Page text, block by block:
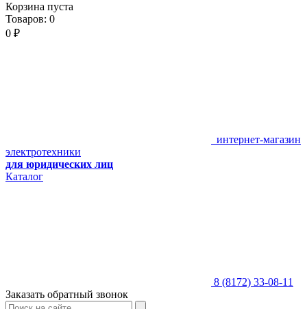
Корзина пуста
Товаров: 0
0 ₽
интернет-магазин
электротехники
для юридических лиц
Каталог
8 (8172) 33-08-11
Заказать обратный звонок